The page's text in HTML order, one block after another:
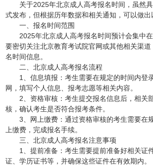
关于2025年北京成人高考报名时间，虽然具
式发布，但根据历年数据和相关通知，可以做出
一、报名时间范围
2025年北京成人高考报名时间预计会集中在
要密切关注北京教育考试院官网或其他相关渠
名时间信息。
二、北京成人高考报名流程
1、信息填报：考生需要在规定的时间内登
网，填写个人信息、报考志愿等相关内容。
2、资格审核：考生提交报名信息后，相关
核，确认考生是否符合报考条件。
3、网上缴费：通过资格审核的考生需要在
上缴费，完成报名手续。
三、北京成人高考报名注意事项
1、提前准备：考生需要提前准备好相关证
证、学历证书等，并确保这些证件在有效期内。